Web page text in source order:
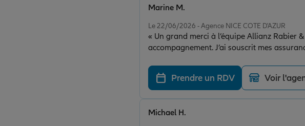
Le 22/06/2026 - Agence NICE COTE D'AZUR
« Un grand merci à l’équipe Allianz Rabier
accompagnement. J’ai souscrit mes
garanties les plus adaptées à mes besoins.
recommande vivement cette agence à
Marine M.
Prendre un RDV Voir
Michael H.